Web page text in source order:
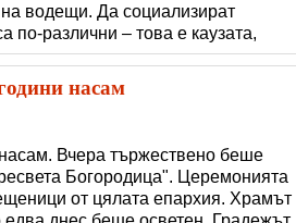
водещи. Да социализират
по-различни – това е каузата,
Здравната каса поема изцяло
насам
Вчера тържествено беше
Богородица". Церемонията
от цялата епархия. Храмът